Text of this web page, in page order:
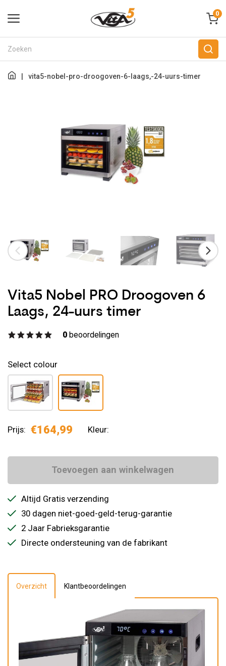
0
| vita5-nobel-pro-droogoven-6-laags,-24-uurs-timer
Vita5 Nobel PRO Droogoven 6
Laags, 24-uurs timer
0beoordelingen
Select colour
Prijs: €164,99 Kleur:
Toevoegen aan winkelwagen
Altijd Gratis verzending
30 dagen niet-goed-geld-terug-garantie
2 Jaar Fabrieksgarantie
Directe ondersteuning van de fabrikant
Overzicht Klantbeoordelingen